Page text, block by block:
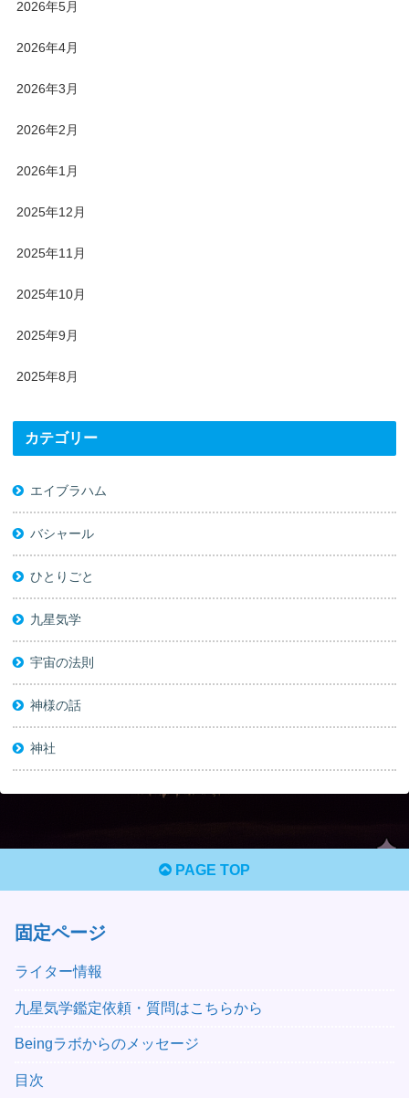
2026年5月
2026年4月
2026年3月
2026年2月
2026年1月
2025年12月
2025年11月
2025年10月
2025年9月
2025年8月
カテゴリー
エイブラハム
バシャール
ひとりごと
九星気学
宇宙の法則
神様の話
神社
PAGE TOP
固定ページ
ライター情報
九星気学鑑定依頼・質問はこちらから
Beingラボからのメッセージ
目次